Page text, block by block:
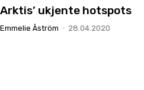
Arktis’ ukjente hotspots
Emmelie Åström - 28.04.2020